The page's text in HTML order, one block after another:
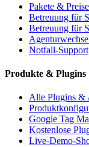
Pakete & Preise
Betreuung für
Betreuung für
Notfall-Support
Produkte & Plugins
Alle Plugins &
Google Tag
Kostenlose
Live-Demo-